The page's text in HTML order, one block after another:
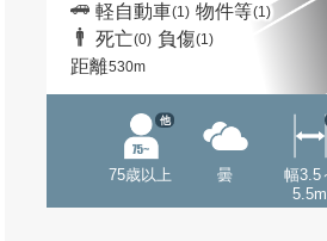
軽自動車(1) 物件等(1)
死亡(0) 負傷(1)
距離530m
75歳以上
他
曇
幅3.5
5.5m